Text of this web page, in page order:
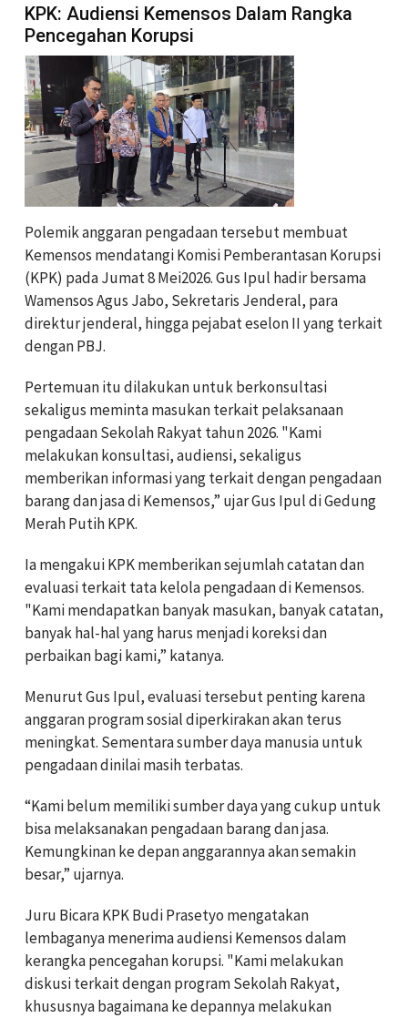
KPK: Audiensi Kemensos Dalam Rangka
Pencegahan Korupsi
Polemik anggaran pengadaan tersebut membuat
Kemensos mendatangi Komisi Pemberantasan Korupsi
(KPK) pada Jumat 8 Mei2026. Gus Ipul hadir bersama
Wamensos Agus Jabo, Sekretaris Jenderal, para
direktur jenderal, hingga pejabat eselon II yang terkait
dengan PBJ.
Pertemuan itu dilakukan untuk berkonsultasi
sekaligus meminta masukan terkait pelaksanaan
pengadaan Sekolah Rakyat tahun 2026. "Kami
melakukan konsultasi, audiensi, sekaligus
memberikan informasi yang terkait dengan pengadaan
barang dan jasa di Kemensos,” ujar Gus Ipul di Gedung
Merah Putih KPK.
Ia mengakui KPK memberikan sejumlah catatan dan
evaluasi terkait tata kelola pengadaan di Kemensos.
"Kami mendapatkan banyak masukan, banyak catatan,
banyak hal-hal yang harus menjadi koreksi dan
perbaikan bagi kami,” katanya.
Menurut Gus Ipul, evaluasi tersebut penting karena
anggaran program sosial diperkirakan akan terus
meningkat. Sementara sumber daya manusia untuk
pengadaan dinilai masih terbatas.
“Kami belum memiliki sumber daya yang cukup untuk
bisa melaksanakan pengadaan barang dan jasa.
Kemungkinan ke depan anggarannya akan semakin
besar,” ujarnya.
Juru Bicara KPK Budi Prasetyo mengatakan
lembaganya menerima audiensi Kemensos dalam
kerangka pencegahan korupsi. "Kami melakukan
diskusi terkait dengan program Sekolah Rakyat,
khususnya bagaimana ke depannya melakukan